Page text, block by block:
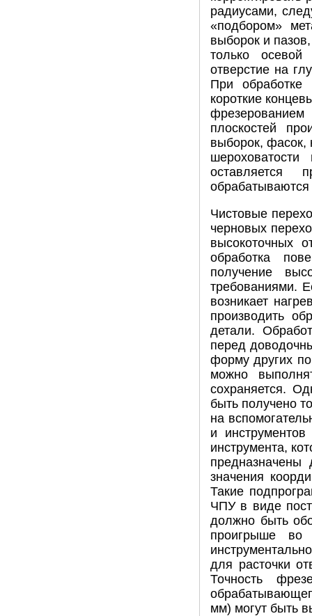
радиусами,
«подбором»
выборок и
только осевой
отверстие на
При обработке
короткие
плоскостей
выборок, фасок,
оставляется
обрабатываются
Чистовые
черновых
высокоточных
обработка
получение
требованиями.
возникает
производить
детали.
перед
форму других
можно
сохраняется.
быть получено
на
и
инструмента,
предназначены
значения
Такие
ЧПУ в виде
должно быть
проигрыше во
для расточки
Точность
мм) могут быть